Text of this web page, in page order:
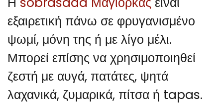
εξαιρετική πάνω σε φρυγανισμένο
ψωμί, μόνη της ή με λίγο μέλι.
Μπορεί επίσης να χρησιμοποιηθεί
ζεστή με αυγά, πατάτες, ψητά
λαχανικά, ζυμαρικά, πίτσα ή tapas.